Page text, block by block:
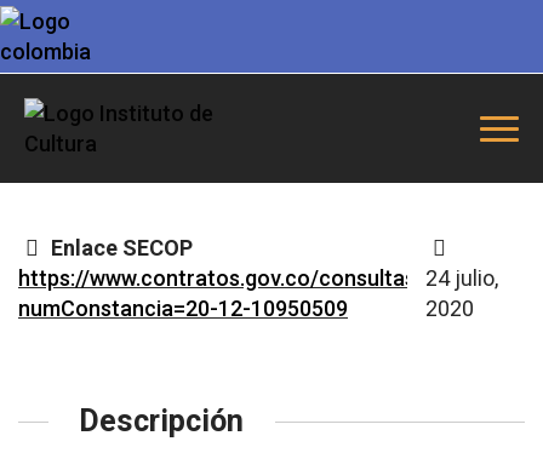
Enlace SECOP
https://www.contratos.gov.co/consultas/
numConstancia=20-12-10950509
24 julio,
2020
Descripción